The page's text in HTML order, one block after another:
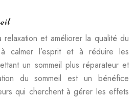
et améliorer la qualité du
calmer l’esprit et à réduire les
un sommeil plus réparateur et
du sommeil est un bénéfice
qui cherchent à gérer les effets